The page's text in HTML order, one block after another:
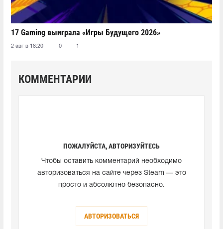
17 Gaming выиграла «Игры Будущего 2026»
2 авг в 18:20 0 1
КОММЕНТАРИИ
ПОЖАЛУЙСТА, АВТОРИЗУЙТЕСЬ
Чтобы оставить комментарий необходимо
авторизоваться на сайте через Steam — это
просто и абсолютно безопасно.
АВТОРИЗОВАТЬСЯ